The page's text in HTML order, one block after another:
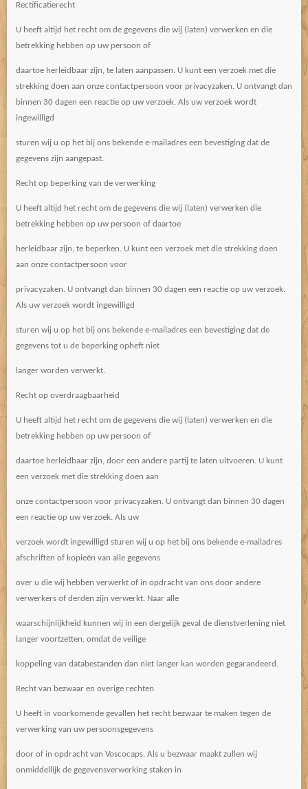
Rectificatierecht
U heeft altijd het recht om de gegevens die wij (laten) verwerken en die
betrekking hebben op uw persoon of
daartoe herleidbaar zijn, te laten aanpassen. U kunt een verzoek met die
strekking doen aan onze contactpersoon voor privacyzaken. U ontvangt dan
binnen 30 dagen een reactie op uw verzoek. Als uw verzoek wordt
ingewilligd
sturen wij u op het bij ons bekende e-mailadres een bevestiging dat de
gegevens zijn aangepast.
Recht op beperking van de verwerking
U heeft altijd het recht om de gegevens die wij (laten) verwerken die
betrekking hebben op uw persoon of daartoe
herleidbaar zijn, te beperken. U kunt een verzoek met die strekking doen
aan onze contactpersoon voor
privacyzaken. U ontvangt dan binnen 30 dagen een reactie op uw verzoek.
Als uw verzoek wordt ingewilligd
sturen wij u op het bij ons bekende e-mailadres een bevestiging dat de
gegevens tot u de beperking opheft niet
langer worden verwerkt.
Recht op overdraagbaarheid
U heeft altijd het recht om de gegevens die wij (laten) verwerken en die
betrekking hebben op uw persoon of
daartoe herleidbaar zijn, door een andere partij te laten uitvoeren. U kunt
een verzoek met die strekking doen aan
onze contactpersoon voor privacyzaken. U ontvangt dan binnen 30 dagen
een reactie op uw verzoek. Als uw
verzoek wordt ingewilligd sturen wij u op het bij ons bekende e-mailadres
afschriften of kopieën van alle gegevens
over u die wij hebben verwerkt of in opdracht van ons door andere
verwerkers of derden zijn verwerkt. Naar alle
waarschijnlijkheid kunnen wij in een dergelijk geval de dienstverlening niet
langer voortzetten, omdat de veilige
koppeling van databestanden dan niet langer kan worden gegarandeerd.
Recht van bezwaar en overige rechten
U heeft in voorkomende gevallen het recht bezwaar te maken tegen de
verwerking van uw persoonsgegevens
door of in opdracht van Voscocaps. Als u bezwaar maakt zullen wij
onmiddellijk de gegevensverwerking staken in